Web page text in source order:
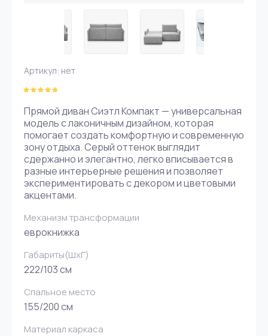
Артикул: нет
Прямой диван Сиэтл Компакт — универсальная
модель с лаконичным дизайном, которая
помогает создать комфортную и современную
зону отдыха. Серый оттенок выглядит
сдержанно и элегантно, легко вписывается в
разные интерьерные решения и позволяет
экспериментировать с декором и цветовыми
акцентами.
Механизм трансформации
еврокнижка
Габариты(ШxГ)
222/103 см
Спальное место
155/200 см
Материал каркаса